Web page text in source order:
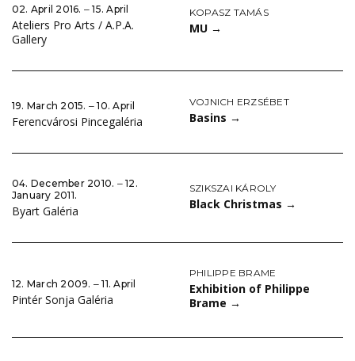
02. April 2016. ‒ 15. April
Ateliers Pro Arts / A.P.A.
Gallery
KOPASZ TAMÁS
MU →
19. March 2015. ‒ 10. April
Ferencvárosi Pincegaléria
VOJNICH ERZSÉBET
Basins →
04. December 2010. ‒ 12.
January 2011.
Byart Galéria
SZIKSZAI KÁROLY
Black Christmas →
12. March 2009. ‒ 11. April
Pintér Sonja Galéria
PHILIPPE BRAME
Exhibition of Philippe
Brame →